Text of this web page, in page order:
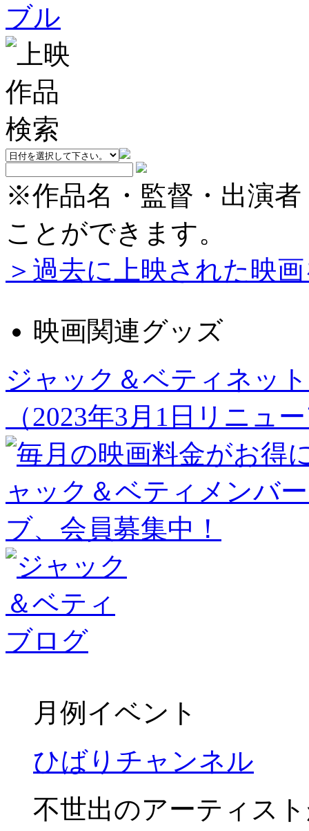
※作品名・監督・出演
ことができます。
＞過去に上映された映
映画関連グッズ
ジャック＆ベティネッ
（2023年3月1日リニュ
月例イベント
ひばりチャンネル
不世出のアーティス